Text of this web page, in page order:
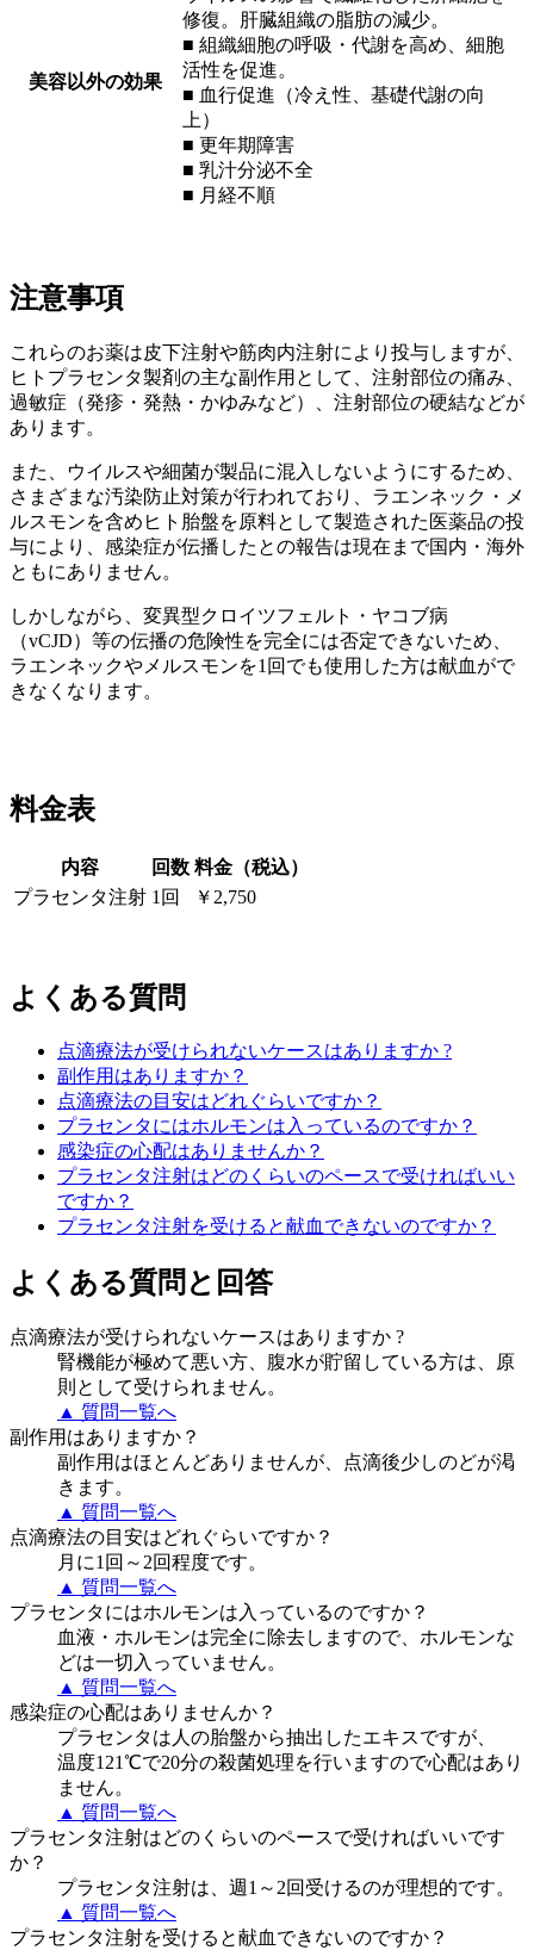
美容以外の効果
修復。肝臓組織の脂肪の減少。
■ 組織細胞の呼吸・代謝を高め、細胞
活性を促進。
■ 血行促進（冷え性、基礎代謝の向
上）
■ 更年期障害
■ 乳汁分泌不全
■ 月経不順
注意事項
これらのお薬は皮下注射や筋肉内注射により投与しますが、
ヒトプラセンタ製剤の主な副作用として、注射部位の痛み、
過敏症（発疹・発熱・かゆみなど）、注射部位の硬結などが
あります。
また、ウイルスや細菌が製品に混入しないようにするため、
さまざまな汚染防止対策が行われており、ラエンネック・メ
ルスモンを含めヒト胎盤を原料として製造された医薬品の投
与により、感染症が伝播したとの報告は現在まで国内・海外
ともにありません。
しかしながら、変異型クロイツフェルト・ヤコブ病
（vCJD）等の伝播の危険性を完全には否定できないため、
ラエンネックやメルスモンを1回でも使用した方は献血がで
きなくなります。
料金表
内容 回数 料金（税込）
プラセンタ注射 1回 ￥2,750
よくある質問
点滴療法が受けられないケースはありますか ?
副作用はありますか？
点滴療法の目安はどれぐらいですか？
プラセンタにはホルモンは入っているのですか？
感染症の心配はありませんか？
プラセンタ注射はどのくらいのペースで受ければいい
ですか？
プラセンタ注射を受けると献血できないのですか？
よくある質問と回答
点滴療法が受けられないケースはありますか ?
腎機能が極めて悪い方、腹水が貯留している方は、原
則として受けられません。
▲ 質問一覧へ
副作用はありますか？
副作用はほとんどありませんが、点滴後少しのどが渇
きます。
▲ 質問一覧へ
点滴療法の目安はどれぐらいですか？
月に1回～2回程度です。
▲ 質問一覧へ
プラセンタにはホルモンは入っているのですか？
血液・ホルモンは完全に除去しますので、ホルモンな
どは一切入っていません。
▲ 質問一覧へ
感染症の心配はありませんか？
プラセンタは人の胎盤から抽出したエキスですが、
温度121℃で20分の殺菌処理を行いますので心配はあり
ません。
▲ 質問一覧へ
プラセンタ注射はどのくらいのペースで受ければいいです
か？
プラセンタ注射は、週1～2回受けるのが理想的です。
▲ 質問一覧へ
プラセンタ注射を受けると献血できないのですか？